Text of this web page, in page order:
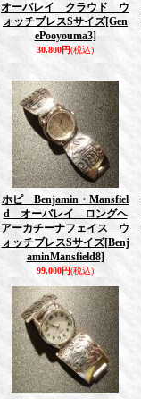
オーバレイ クラウド ウ
ォッチブレスSサイズ[Gen
ePooyouma3]
30,800円(税込)
ホピ Benjamin・Mansfiel
d オーバレイ ロングヘ
アーカチーナフェイス ウ
ォッチブレスSサイズ[Benj
aminMansfield8]
99,000円(税込)